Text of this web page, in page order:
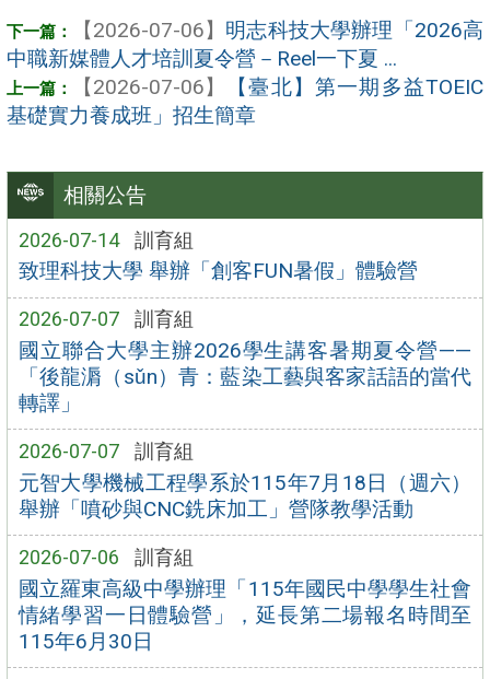
相關公告
2026-07-14 訓育組
致理科技大學 舉辦「創客FUN暑假」體驗營
2026-07-07 訓育組
國立聯合大學主辦2026學生講客暑期夏令營——
「後龍漘（sǔn）青：藍染工藝與客家話語的當代
轉譯」
2026-07-07 訓育組
元智大學機械工程學系於115年7月18日（週六）
舉辦「噴砂與CNC銑床加工」營隊教學活動
2026-07-06 訓育組
國立羅東高級中學辦理「115年國民中學學生社會
情緒學習一日體驗營」，延長第二場報名時間至
115年6月30日
【2026-07-06】 明志科技大學辦理「2026高
中職新媒體人才培訓夏令營－Reel一下夏 ...
【2026-07-06】
【臺北】第一期多益TOEIC
基礎實力養成班」招生簡章